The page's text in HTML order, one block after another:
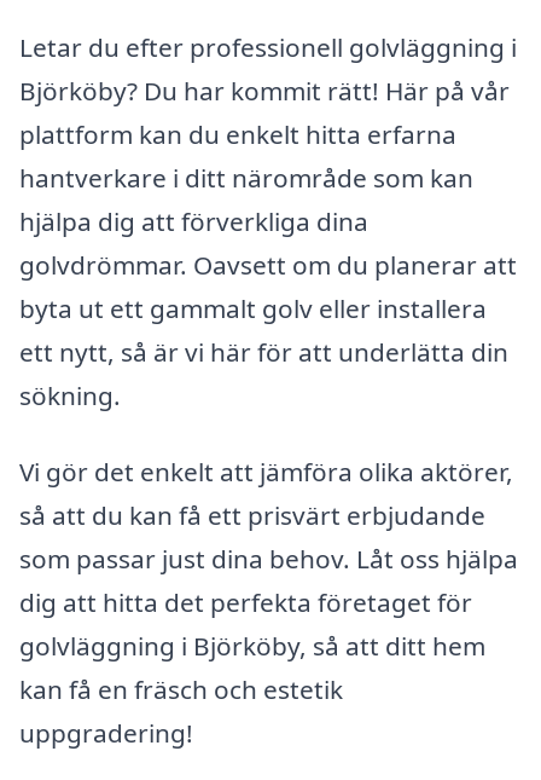
Letar du efter professionell golvläggning i
Björköby? Du har kommit rätt! Här på vår
plattform kan du enkelt hitta erfarna
hantverkare i ditt närområde som kan
hjälpa dig att förverkliga dina
golvdrömmar. Oavsett om du planerar att
byta ut ett gammalt golv eller installera
ett nytt, så är vi här för att underlätta din
sökning.
Vi gör det enkelt att jämföra olika aktörer,
så att du kan få ett prisvärt erbjudande
som passar just dina behov. Låt oss hjälpa
dig att hitta det perfekta företaget för
golvläggning i Björköby, så att ditt hem
kan få en fräsch och estetik
uppgradering!